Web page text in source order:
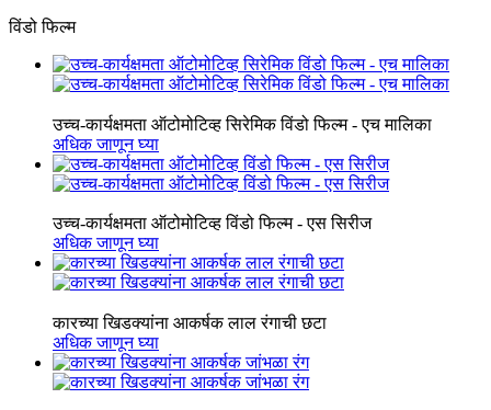
विंडो फिल्म
उच्च-कार्यक्षमता ऑटोमोटिव्ह सिरेमिक विंडो फिल्म - एच मालिका
अधिक जाणून घ्या
उच्च-कार्यक्षमता ऑटोमोटिव्ह विंडो फिल्म - एस सिरीज
अधिक जाणून घ्या
कारच्या खिडक्यांना आकर्षक लाल रंगाची छटा
अधिक जाणून घ्या